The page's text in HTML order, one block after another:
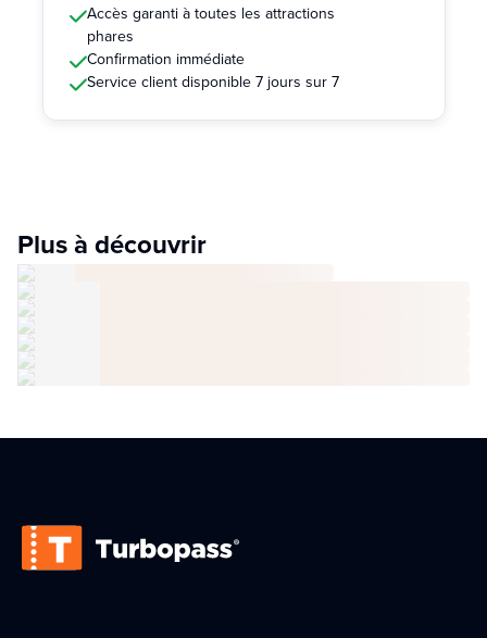
Accès garanti à toutes les attractions
phares
Confirmation immédiate
Service client disponible 7 jours sur 7
Plus à découvrir